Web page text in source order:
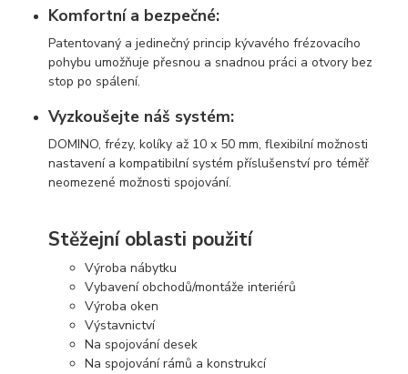
Komfortní a bezpečné:
Patentovaný a jedinečný princip kývavého frézovacího
pohybu umožňuje přesnou a snadnou práci a otvory bez
stop po spálení.
Vyzkoušejte náš systém:
DOMINO, frézy, kolíky až 10 x 50 mm, flexibilní možnosti
nastavení a kompatibilní systém příslušenství pro téměř
neomezené možnosti spojování.
Stěžejní oblasti použití
Výroba nábytku
Vybavení obchodů/montáže interiérů
Výroba oken
Výstavnictví
Na spojování desek
Na spojování rámů a konstrukcí